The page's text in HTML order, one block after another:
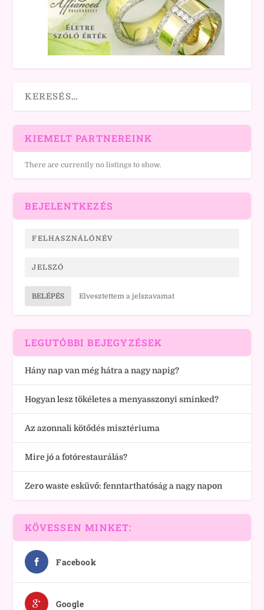
KIEMELT PARTNEREINK
There are currently no listings to show.
BEJELENTKEZÉS
BELÉPÉS Elvesztettem a jelszavamat
LEGUTÓBBI BEJEGYZÉSEK
Hány nap van még hátra a nagy napig?
Hogyan lesz tökéletes a menyasszonyi sminked?
Az azonnali kötődés misztériuma
Mire jó a fotórestaurálás?
Zero waste esküvő: fenntarthatóság a nagy napon
KÖVESSEN MINKET:
Facebook
Google